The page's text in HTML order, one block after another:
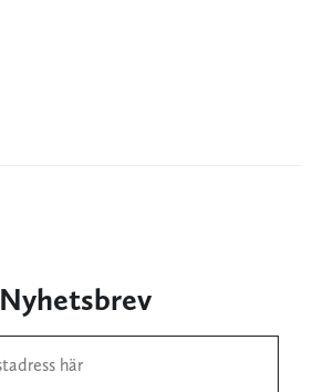
Nyhetsbrev